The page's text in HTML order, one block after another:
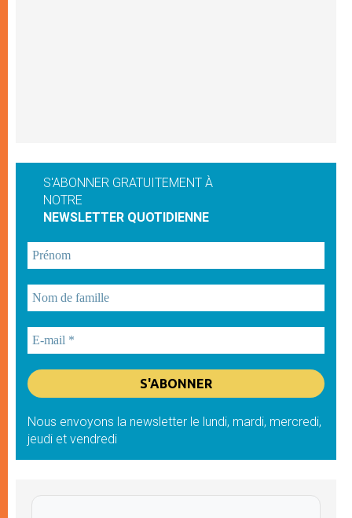
S'ABONNER GRATUITEMENT À
NOTRE
NEWSLETTER QUOTIDIENNE
Nous envoyons la newsletter le lundi, mardi, mercredi,
jeudi et vendredi